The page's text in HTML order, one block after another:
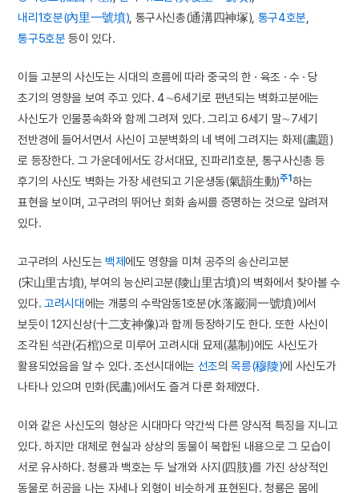
내리1호분(內里一號墳) , 통구사신총(通溝四神塚), 통구4호분
통구5호분 등이 있다.
이들 고분의 사신도는 시대의 흐름에 따라 중국의 한 · 육조 · 수 · 당
초기의 영향을 보여 주고 있다. 4∼6세기로 편년되는 벽화고분에는
사신도가 인물풍속화와 함께 그려져 있다. 그리고 6세기 말∼7세기
전반경에 들어서면서 사신이 고분벽화의 네 벽에 그려지는 화제(畵題)
로 등장한다. 그 가운데에서도 강서대묘, 진파리1호분, 통구사신총 등
후기의 사신도 벽화는 가장 세련되고 기운생동(氣韻生動)주1 하는
표현을 보이며, 고구려의 뛰어난 회화 솜씨를 증명하는 것으로 알려져
있다.
고구려의 사신도는 백제에도 영향을 미쳐 공주의 송산리고분
(宋山里古墳), 부여의 능산리고분(陵山里古墳)의 벽화에서 찾아볼 수
있다.고려시대에는 개풍의 수락암동1호분(水落巖洞一號墳)에서
보듯이 12지신상(十二支神像)과 함께 등장하기도 한다. 또한 사신이
조각된 석관(石棺)으로 미루어 고려시대 묘제(墓制)에도 사신도가
활용되었음을 알 수 있다. 조선시대에는 선조의목릉(穆陵)에 사신도가
나타나 있으며 민화(民畵)에서도 즐겨 다룬 화제였다.
이와 같은 사신도의 형상은 시대마다 약간씩 다른 양식적 특징을 지니고
있다. 하지만 대체로 현실과 상상의 동물이 복합된 내용으로 그 모습이
서로 유사하다. 청룡과 백호는 두 날개와 사지(四肢)를 가진 상상적인
동물로 허공을 나는 자세나 외형이 비슷하게 표현된다. 청룡은 몸에